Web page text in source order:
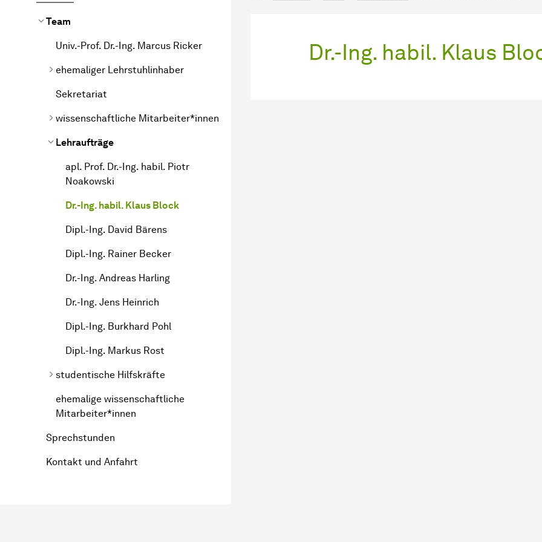
Team
Univ.-Prof. Dr.-Ing. Marcus Ricker
ehemaliger Lehrstuhlinhaber
Sekretariat
wissenschaftliche Mitarbeiter*innen
Lehraufträge
apl. Prof. Dr.-Ing. habil. Piotr
Noakowski
Dr.-Ing. habil. Klaus Block
Dipl.-Ing. David Bärens
Dipl.-Ing. Rainer Becker
Dr.-Ing. Andreas Harling
Dr.-Ing. Jens Heinrich
Dipl.-Ing. Burkhard Pohl
Dipl.-Ing. Markus Rost
studentische Hilfskräfte
ehemalige wissenschaftliche
Mitarbeiter*innen
Sprechstunden
Kontakt und Anfahrt
Dr.-Ing. habil. Klaus